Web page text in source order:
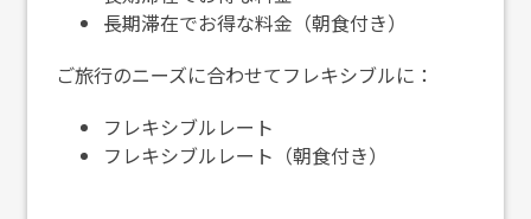
長期滞在でお得な料金（朝食付き）
ご旅行のニーズに合わせてフレキシブルに：
フレキシブルレート
フレキシブルレート（朝食付き）